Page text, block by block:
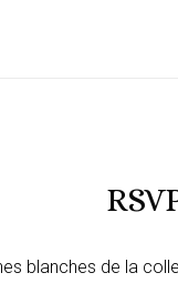
blanches de la